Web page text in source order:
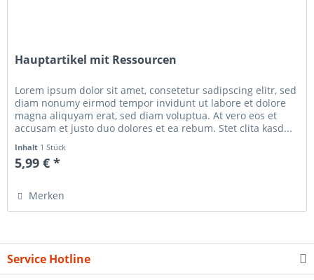
Hauptartikel mit Ressourcen
Lorem ipsum dolor sit amet, consetetur sadipscing elitr, sed
diam nonumy eirmod tempor invidunt ut labore et dolore
magna aliquyam erat, sed diam voluptua. At vero eos et
accusam et justo duo dolores et ea rebum. Stet clita kasd...
Inhalt 1 Stück
5,99 € *
Merken
Service Hotline